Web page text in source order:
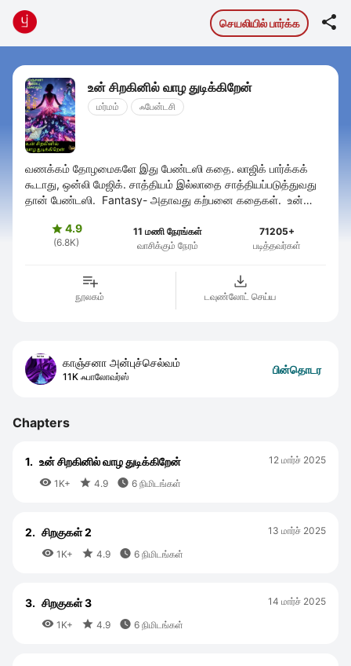
செயலியில் பார்க்க 
உன் சிறகினில் வாழ துடிக்கிறேன்
மர்மம் ஃபேன்டசி
வணக்கம் தோழமைகளே இது பேண்டஸி கதை. லாஜிக் பார்க்கக்
கூடாது, ஒன்லி மேஜிக். சாத்தியம் இல்லாதை சாத்தியப்படுத்துவது
தான் பேண்டஸி. Fantasy- அதாவது கற்பனை கதைகள். உன்
4.9
(6.8K)
11 மணி நேரங்கள்
வாசிக்கும் நேரம்
71205+
படித்தவர்கள்
நூலகம் டவுண்லோட் செய்ய
காஞ்சனா அன்புச்செல்வம்
11K ஃபாலோவர்ஸ்
பின்தொடர
Chapters
1. உன் சிறகினில் வாழ துடிக்கிறேன்
 1K+  4.9  6 நிமிடங்கள்
12 மார்ச் 2025
2. சிறகுகள் 2
 1K+  4.9  6 நிமிடங்கள்
13 மார்ச் 2025
3. சிறகுகள் 3
 1K+  4.9  6 நிமிடங்கள்
14 மார்ச் 2025